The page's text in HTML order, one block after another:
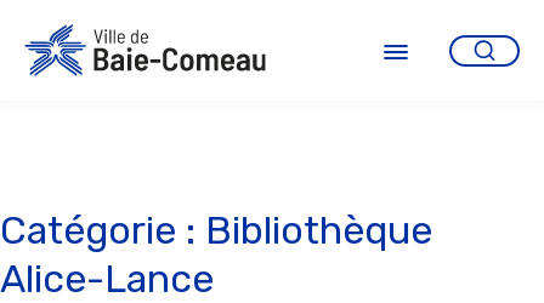
contenu
Ouvrir
Catégorie : Bibliothèque
Alice-Lance